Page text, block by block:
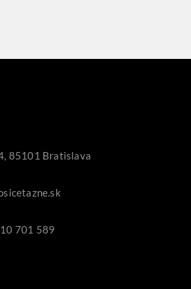
85101 Bratislava
701 589